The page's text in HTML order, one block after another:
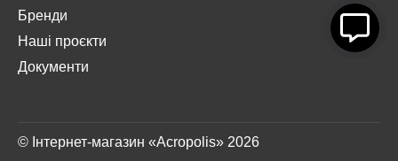
Бренди
Наші проєкти
Документи
© Інтернет-магазин «Acropolis» 2026